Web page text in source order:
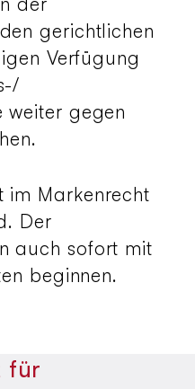
gerichtlichen
Verfügung
weiter gegen
im Markenrecht
Der
auch sofort mit
beginnen.
für